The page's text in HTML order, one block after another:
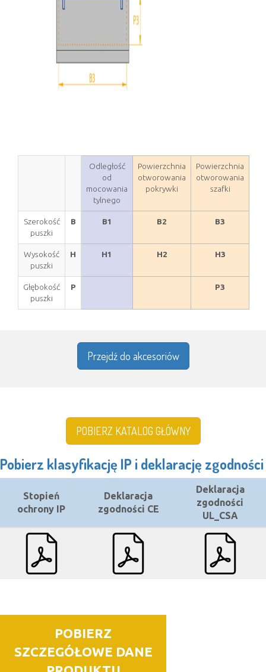
Odległość
od
mocowania
tylnego
Powierzchnia
otworowania
pokrywki
Powierzchnia
otworowania
szafki
Szerokość
puszki
B B1 B2 B3
Wysokość
puszki
H H1 H2 H3
Głębokość
puszki
P P3
Przejdź do akcesoriów
POBIERZ KATALOG GŁÓWNY
Pobierz klasyfikację IP i deklarację zgodności
Stopień
ochrony IP
Deklaracja
zgodności CE
Deklaracja
zgodności
UL_CSA
POBIERZ
SZCZEGÓŁOWE DANE